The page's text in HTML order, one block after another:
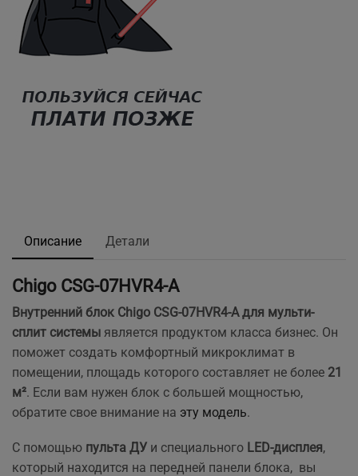
Описание Детали
Chigo CSG-07HVR4-A
Внутренний блок Chigo CSG-07HVR4-A для мульти-
сплит системы является продуктом класса бизнес. Он
поможет создать комфортный микроклимат в
помещении, площадь которого составляет не более 21
м². Если вам нужен блок с большей мощностью,
обратите свое внимание на эту модель.
С помощью пульта ДУ и специального LED-дисплея,
который находится на передней панели блока, вы